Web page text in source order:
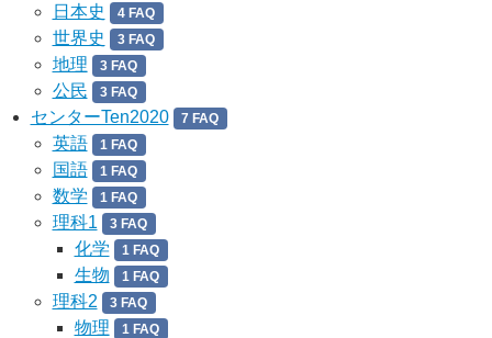
日本史 4 FAQ
世界史 3 FAQ
地理 3 FAQ
公民 3 FAQ
センターTen2020 7 FAQ
英語 1 FAQ
国語 1 FAQ
数学 1 FAQ
理科1 3 FAQ
化学 1 FAQ
生物 1 FAQ
理科2 3 FAQ
物理 1 FAQ